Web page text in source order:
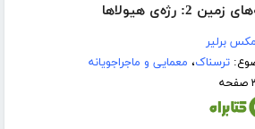
هیولاها
مکس برلیر
ترسناک، معمایی و ماجراجویانه